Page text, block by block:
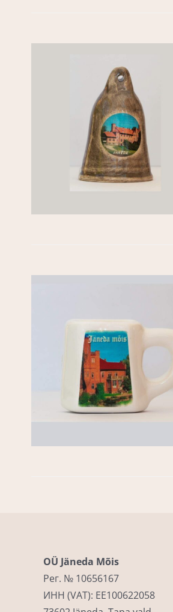
OÜ Jäneda Mõis
Рег. № 10656167
ИНН (VAT): EE100622058